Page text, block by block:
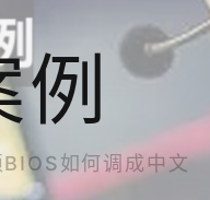
BIOS如何调成中文